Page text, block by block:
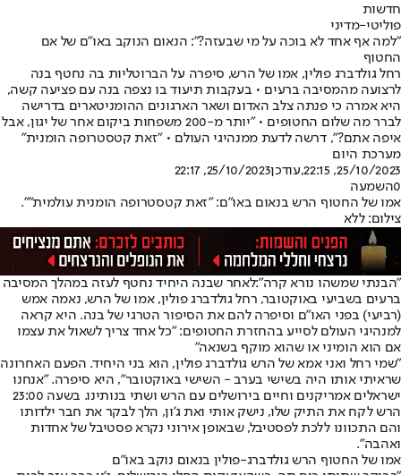
חדשות
פוליטי-מדיני
"למה אף אחד לא בוכה על מי שבעזה?": הנאום הנוקב באו"ם של אם
החטוף
רחל גולדברג פולין, אמו של הרש, סיפרה על הברוטליות בה נחטף בנה
לרצועה מהמסיבה ברעים • בעקבות תיעוד בו נצפה בנה עם פציעה קשה,
היא אמרה כי פנתה צלב האדום ושאר הארגונים ההומניטארים בדרישה
לברר מה שלום החטופים • "יותר מ-200 משפחות ביקום אחר של יגון, אבל
איפה אתם?", דרשה לדעת ממנהיגי העולם • "זאת קטסטרופה הומנית"
מערכת היום
25/10/2023, 22:15
,עודכן25/10/2023, 22:17
0השמעה
אמו של החטוף הרש בנאום באו"ם: "זאת קטסטרופה הומנית עולמית"".
צילום: ללא
"הבנתי שמשהו נורא קרה":לאחר שבנה היחיד נחטף לעזה במהלך המסיבה
ברעים בשביעי באוקטובר, רחל גולדברג פולין, אמו של הרש, נאמה אמש
(רביעי) בפני האו"ם וסיפרה להם את הסיפור הטרגי של בנה. היא קראה
למנהיגי העולם לסייע בהחזרת החטופים: "כל אחד צריך לשאול את עצמו
אם הוא הומיני או שהוא מוקף בשנאה"
"שמי רחל ואני אמא של הרש גולדברג פולין, הוא בני היחיד. הפעם האחרונה
שראיתי אותו היה בשישי בערב - השישי באוקטובר", היא סיפרה. "אנחנו
ישראלים אמריקנים וחיים בירושלים עם הרש ושתי בנותינו. בשעה 23:00
הרש לקח את התיק שלו, נישק אותי ואת ג'ון, הלך לבקר את חבר ילדותו
והם התכוונו ללכת לפסטיבל, שבאופן אירוני נקרא פסטיבל של אחדות
ואהבה".
אמו של החטוף הרש גולדברג-פולין בנאום נוקב באו"ם